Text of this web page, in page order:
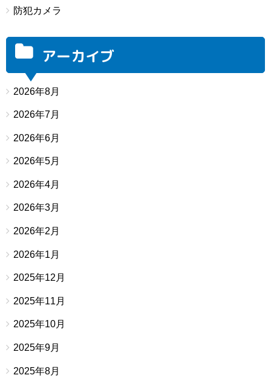
防犯カメラ
アーカイブ
2026年8月
2026年7月
2026年6月
2026年5月
2026年4月
2026年3月
2026年2月
2026年1月
2025年12月
2025年11月
2025年10月
2025年9月
2025年8月